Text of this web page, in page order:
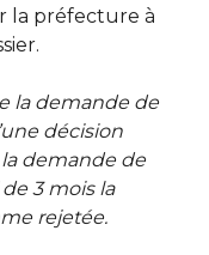
la préfecture à
la demande de
décision
demande de
3 mois la
rejetée.